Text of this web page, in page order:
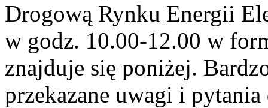
Drogową Rynku Energii
w godz. 10.00-12.00 w
znajduje się poniżej.
przekazane uwagi i